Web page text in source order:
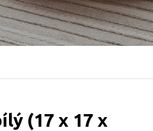
(17 x 17 x